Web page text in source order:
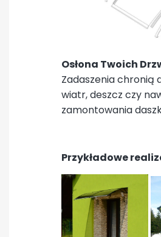
Osłona Twoich
Zadaszenia chronią
wiatr, deszcz czy
zamontowania
Przykładowe